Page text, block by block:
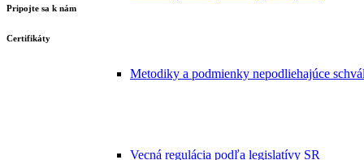
Metodiky a podmienky nepodliehajúce
Vecná regulácia podľa legislatívy SR
Pripojte sa k nám
Certifikáty